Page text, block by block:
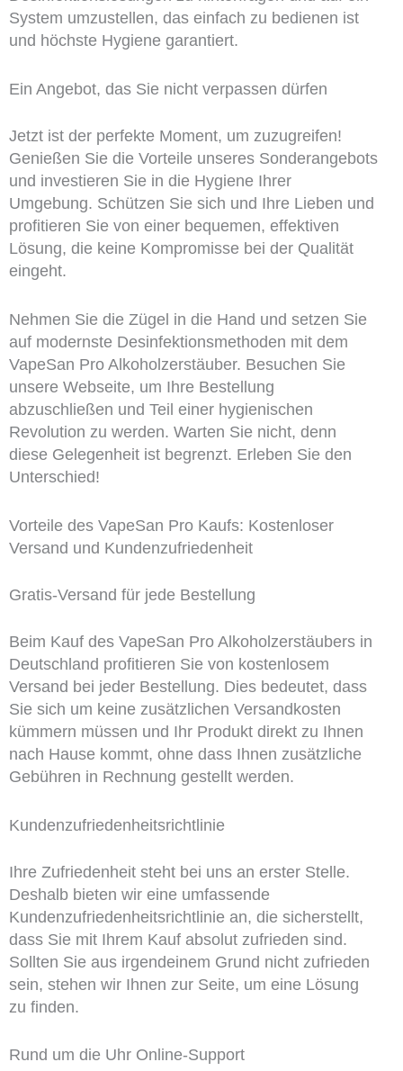
System umzustellen, das einfach zu bedienen ist
und höchste Hygiene garantiert.
Ein Angebot, das Sie nicht verpassen dürfen
Jetzt ist der perfekte Moment, um zuzugreifen!
Genießen Sie die Vorteile unseres Sonderangebots
und investieren Sie in die Hygiene Ihrer
Umgebung. Schützen Sie sich und Ihre Lieben und
profitieren Sie von einer bequemen, effektiven
Lösung, die keine Kompromisse bei der Qualität
eingeht.
Nehmen Sie die Zügel in die Hand und setzen Sie
auf modernste Desinfektionsmethoden mit dem
VapeSan Pro Alkoholzerstäuber. Besuchen Sie
unsere Webseite, um Ihre Bestellung
abzuschließen und Teil einer hygienischen
Revolution zu werden. Warten Sie nicht, denn
diese Gelegenheit ist begrenzt. Erleben Sie den
Unterschied!
Vorteile des VapeSan Pro Kaufs: Kostenloser
Versand und Kundenzufriedenheit
Gratis-Versand für jede Bestellung
Beim Kauf des VapeSan Pro Alkoholzerstäubers in
Deutschland profitieren Sie von kostenlosem
Versand bei jeder Bestellung. Dies bedeutet, dass
Sie sich um keine zusätzlichen Versandkosten
kümmern müssen und Ihr Produkt direkt zu Ihnen
nach Hause kommt, ohne dass Ihnen zusätzliche
Gebühren in Rechnung gestellt werden.
Kundenzufriedenheitsrichtlinie
Ihre Zufriedenheit steht bei uns an erster Stelle.
Deshalb bieten wir eine umfassende
Kundenzufriedenheitsrichtlinie an, die sicherstellt,
dass Sie mit Ihrem Kauf absolut zufrieden sind.
Sollten Sie aus irgendeinem Grund nicht zufrieden
sein, stehen wir Ihnen zur Seite, um eine Lösung
zu finden.
Rund um die Uhr Online-Support